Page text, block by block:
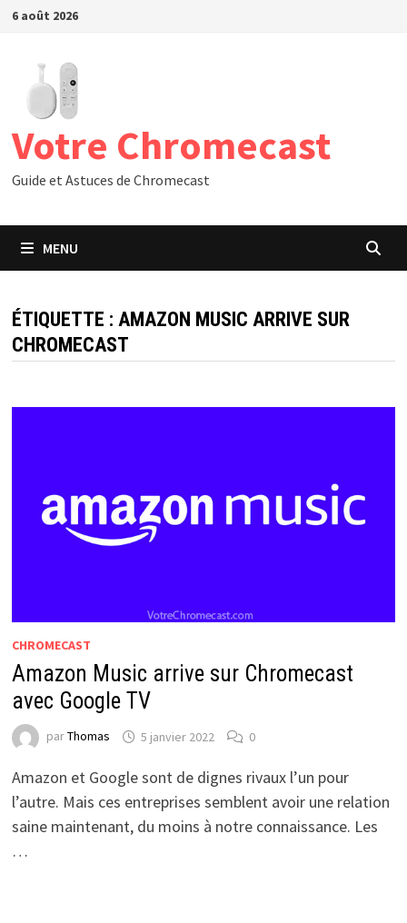
Passer
contenu
6 août 2026
Votre Chromecast
Guide et Astuces de Chromecast
MENU
ÉTIQUETTE : AMAZON MUSIC ARRIVE SUR
CHROMECAST
CHROMECAST
Amazon Music arrive sur Chromecast
avec Google TV
parThomas 5 janvier 2022 0
Amazon et Google sont de dignes rivaux l’un pour
l’autre. Mais ces entreprises semblent avoir une relation
saine maintenant, du moins à notre connaissance. Les
…